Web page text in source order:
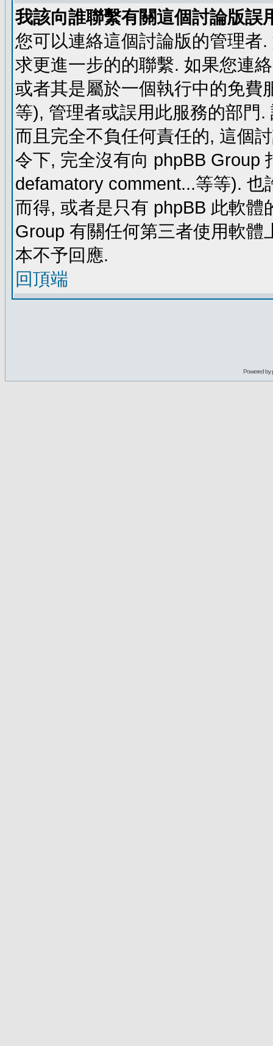
我該向誰聯繫有關這個討論版誤
您可以連絡這個討論版的管理者
求更進一步的的聯繫. 如果您連
或者其是屬於一個執行中的免費
等), 管理者或誤用此服務的部門
而且完全不負任何責任的, 這個
令下, 完全沒有向 phpBB Group
defamatory comment...等等).
而得, 或者是只有 phpBB 此軟
Group 有關任何第三者使用軟
本不予回應.
回頂端
Powered by